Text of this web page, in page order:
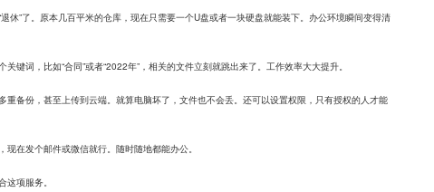
休”了。原本几百平米的仓库，现在只需要一个U盘或者一块硬盘就能装下。办公环境瞬间变得清
键词，比如“合同”或者“2022年”，相关的文件立刻就跳出来了。工作效率大大提升。
重备份，甚至上传到云端。就算电脑坏了，文件也不会丢。还可以设置权限，只有授权的人才能
在发个邮件或微信就行。随时随地都能办公。
项服务。